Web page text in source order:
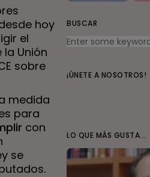
BUSCAR
¡ÚNETE A NOSOTROS!
LO QUE MÁS GUSTA...
hoy
el
Unión
sobre
medida
para
con
se